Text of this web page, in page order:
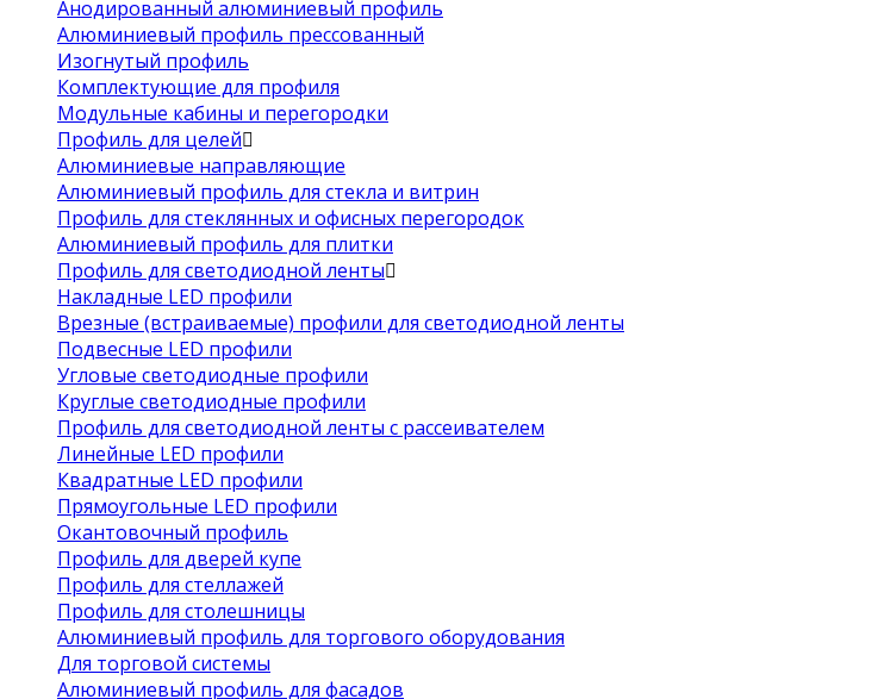
Анодированный алюминиевый профиль
Алюминиевый профиль прессованный
Изогнутый профиль
Комплектующие для профиля
Модульные кабины и перегородки
Профиль для целей
Алюминиевые направляющие
Алюминиевый профиль для стекла и витрин
Профиль для стеклянных и офисных перегородок
Алюминиевый профиль для плитки
Профиль для светодиодной ленты
Накладные LED профили
Врезные (встраиваемые) профили для светодиодной ленты
Подвесные LED профили
Угловые светодиодные профили
Круглые светодиодные профили
Профиль для светодиодной ленты с рассеивателем
Линейные LED профили
Квадратные LED профили
Прямоугольные LED профили
Окантовочный профиль
Профиль для дверей купе
Профиль для стеллажей
Профиль для столешницы
Алюминиевый профиль для торгового оборудования
Для торговой системы
Алюминиевый профиль для фасадов